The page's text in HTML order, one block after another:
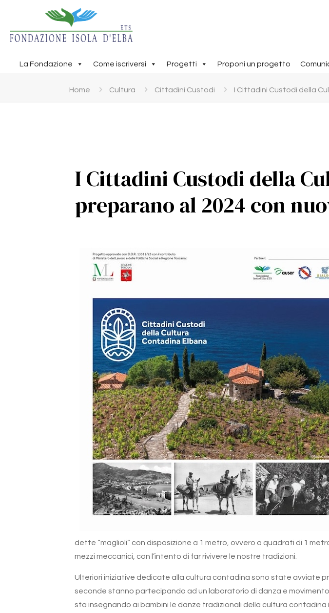
La Fondazione Come iscriversi Progetti Proponi un progetto
Home Cultura Cittadini Custodi I Cittadini Custodi della
I Cittadini Custodi della
preparano al 2024 con
dette “maglioli” con disposizione a 1 metro, ovvero a quadrati di 1
mezzi meccanici, con l’intento di far rivivere le nostre tradizioni.
Ulteriori iniziative dedicate alla cultura contadina sono state avviate
seconde stanno partecipando ad un laboratorio di danza e
sta insegnando ai bambini le danze tradizionali della cultura